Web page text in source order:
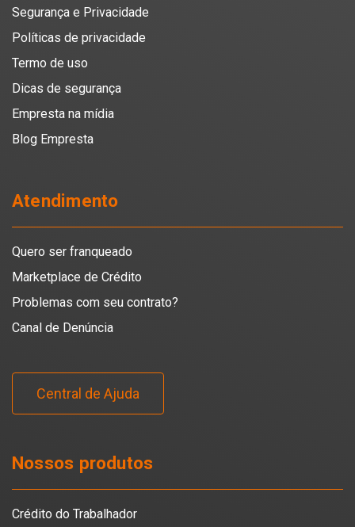
Segurança e Privacidade
Políticas de privacidade
Termo de uso
Dicas de segurança
Empresta na mídia
Blog Empresta
Atendimento
Quero ser franqueado
Marketplace de Crédito
Problemas com seu contrato?
Canal de Denúncia
Central de Ajuda
Nossos produtos
Crédito do Trabalhador